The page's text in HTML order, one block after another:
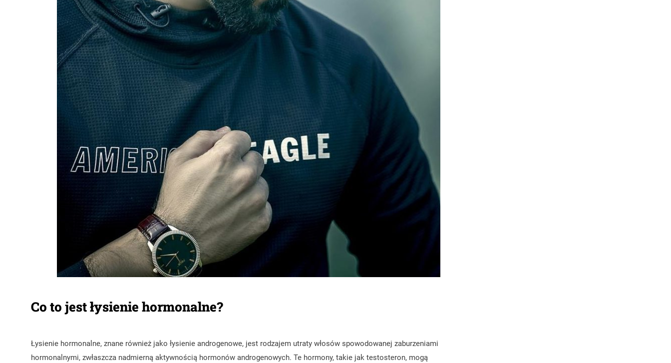
Co to jest łysienie hormonalne?
Łysienie hormonalne, znane również jako łysienie androgenowe, jest rodzajem utraty włosów spowodowanej zaburzeniami
hormonalnymi, zwłaszcza nadmierną aktywnością hormonów androgenowych. Te hormony, takie jak testosteron, mogą